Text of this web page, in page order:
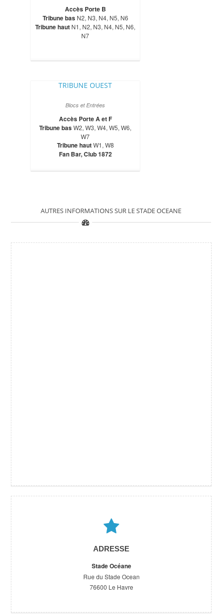
Accès Porte B
Tribune basN2, N3, N4, N5, N6
Tribune haut N1, N2, N3, N4, N5, N6,
N7
TRIBUNE OUEST
Blocs et Entrées
Accès Porte A et F
Tribune basW2, W3, W4, W5, W6,
W7
Tribune hautW1, W8
Fan Bar, Club 1872
AUTRES INFORMATIONS SUR LE STADE OCEANE
ADRESSE
Stade Océane
Rue du Stade Ocean
76600 Le Havre